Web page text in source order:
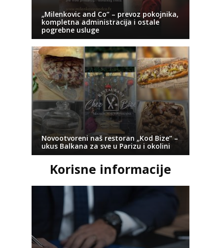
„Milenkovic and Co“ – prevoz pokojnika,
kompletna administracija i ostale
pogrebne usluge
Novootvoreni naš restoran „Kod Bize“ –
ukus Balkana za sve u Parizu i okolini
Korisne informacije